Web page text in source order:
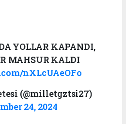
YOLLAR KAPANDI,
MAHSUR KALDI
nXLcUAeOFo
(@milletgztsi27)
24, 2024